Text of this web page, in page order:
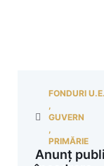
FONDURI U.E.
,
GUVERN
,
PRIMĂRIE
Anunț